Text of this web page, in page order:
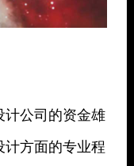
公司的资金雄
方面的专业程